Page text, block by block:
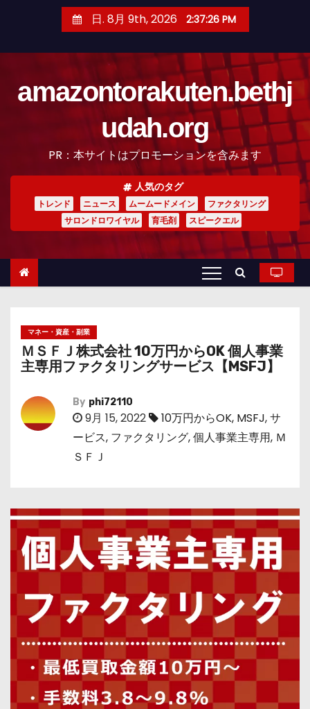
日. 8月 9th, 2026 2:37:27 PM
amazontorakuten.bethj
udah.org
PR：本サイトはプロモーションを含みます
人気のタグ
トレンド ニュース ムームードメイン
ファクタリング
サロンドロワイヤル
育毛剤 スピークエル
マネー・資産・副業
ＭＳＦＪ株式会社 10万円からOK 個人事業
主専用ファクタリングサービス【MSFJ】
By phi72110
9月 15, 2022 10万円からOK, MSFJ,サ
ービス, ファクタリング,個人事業主専用, Ｍ
ＳＦＪ